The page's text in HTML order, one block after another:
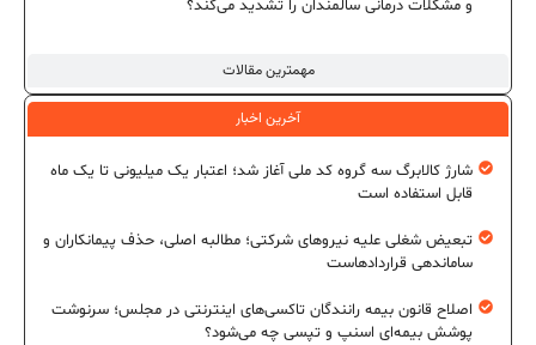
مهمترین مقالات
و مشکلات درمانی سالمندان را تشدید می‌کند؟
آخرین اخبار
شارژ کالابرگ سه گروه کد ملی آغاز شد؛ اعتبار یک میلیونی تا یک ماه
قابل استفاده است
تبعیض شغلی علیه نیروهای شرکتی؛ مطالبه اصلی، حذف پیمانکاران و
ساماندهی قراردادهاست
اصلاح قانون بیمه رانندگان تاکسی‌های اینترنتی در مجلس؛ سرنوشت
پوشش بیمه‌ای اسنپ و تپسی چه می‌شود؟